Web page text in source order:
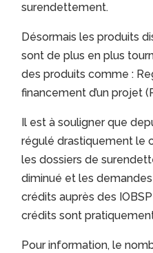
surendettement.
Désormais les produits
sont de plus en plus
des produits comme :
financement d’un projet
Il est à souligner que
régulé drastiquement le
les dossiers de
diminué et les
crédits auprès des
crédits sont
Pour information, le